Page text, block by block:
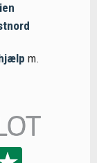
m.